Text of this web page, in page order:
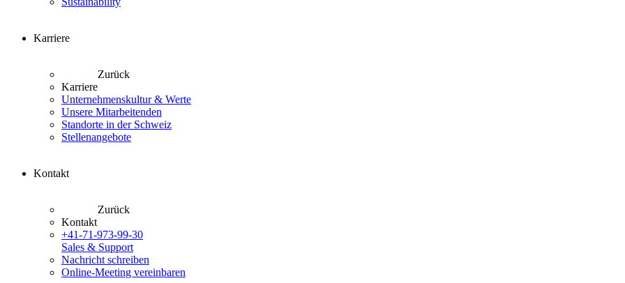
Karriere
Zurück
Karriere
Unternehmenskultur & Werte
Unsere Mitarbeitenden
Standorte in der Schweiz
Stellenangebote
Kontakt
Zurück
Kontakt
+41-71-973-99-30
Sales & Support
Nachricht schreiben
Online-Meeting vereinbaren